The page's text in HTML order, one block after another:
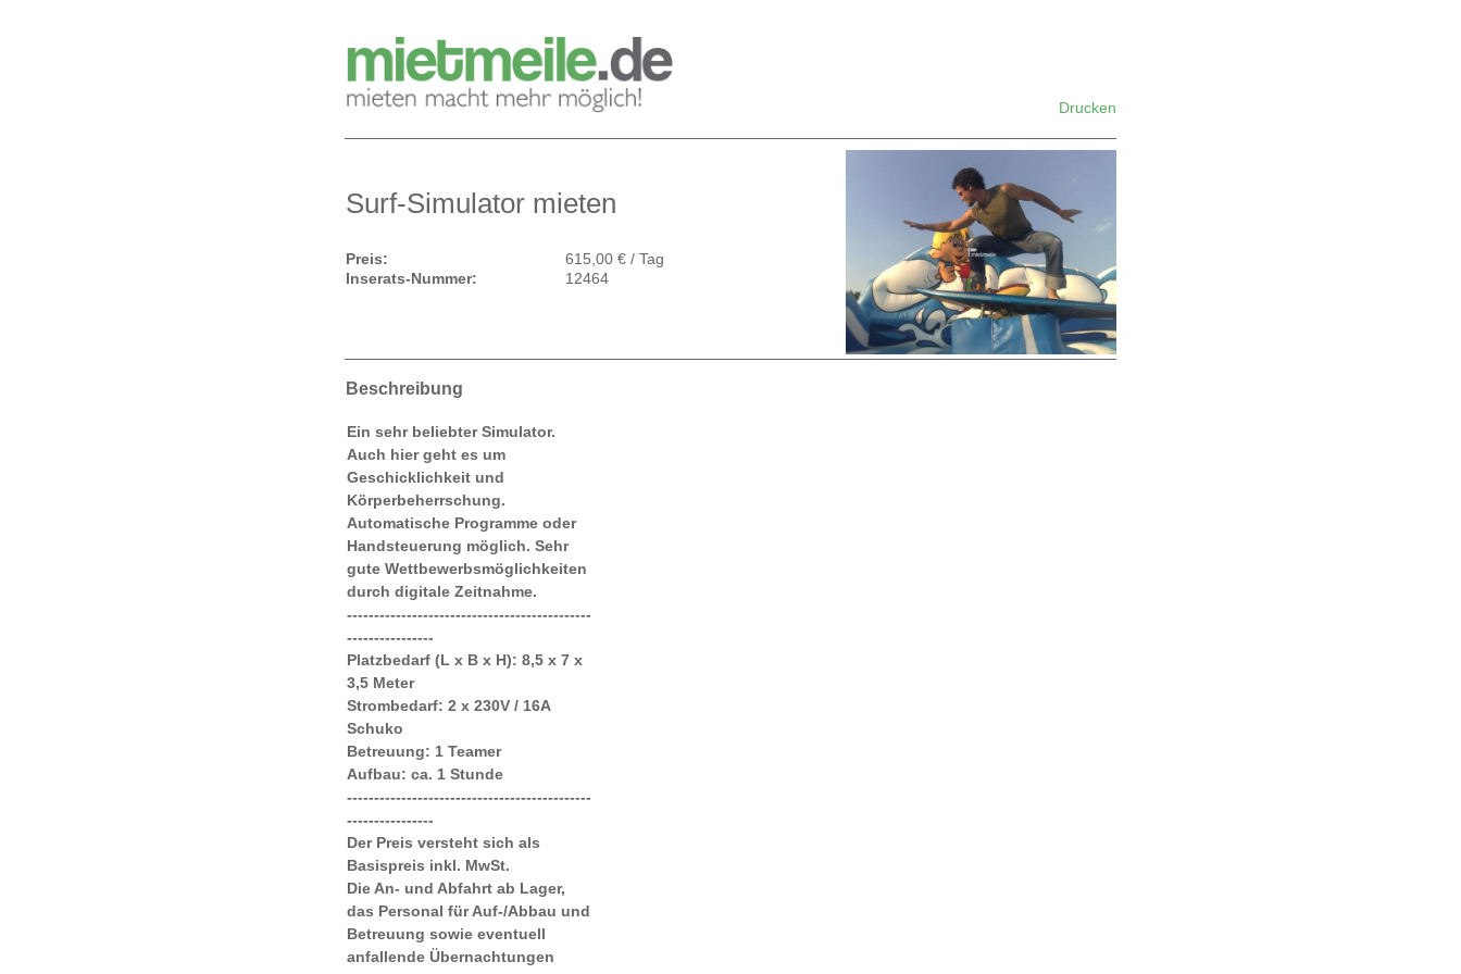
Drucken
Surf-Simulator mieten
Preis:
615,00 € / Tag
Inserats-Nummer:
12464
Beschreibung
Ein sehr beliebter Simulator.
Auch hier geht es um
Geschicklichkeit und
Körperbeherrschung.
Automatische Programme oder
Handsteuerung möglich. Sehr
gute Wettbewerbsmöglichkeiten
durch digitale Zeitnahme.
---------------------------------------------
----------------
Platzbedarf (L x B x H): 8,5 x 7 x
3,5 Meter
Strombedarf: 2 x 230V / 16A
Schuko
Betreuung: 1 Teamer
Aufbau: ca. 1 Stunde
---------------------------------------------
----------------
Der Preis versteht sich als
Basispreis inkl. MwSt.
Die An- und Abfahrt ab Lager,
das Personal für Auf-/Abbau und
Betreuung sowie eventuell
anfallende Übernachtungen